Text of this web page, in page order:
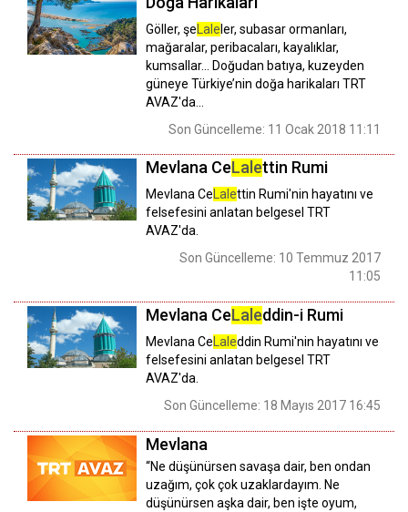
Göller, şeLaleler, subasar ormanları,
mağaralar, peribacaları, kayalıklar,
kumsallar… Doğudan batıya, kuzeyden
güneye Türkiye’nin doğa harikaları TRT
AVAZ'da...
Son Güncelleme: 11 Ocak 2018 11:11
Mevlana CeLalettin Rumi
Mevlana CeLalettin Rumi'nin hayatını ve
felsefesini anlatan belgesel TRT
AVAZ'da.
Son Güncelleme: 10 Temmuz 2017
11:05
Mevlana CeLaleddin-i Rumi
Mevlana CeLaleddin Rumi'nin hayatını ve
felsefesini anlatan belgesel TRT
AVAZ'da.
Son Güncelleme: 18 Mayıs 2017 16:45
Mevlana
“Ne düşünürsen savaşa dair, ben ondan
uzağım, çok çok uzaklardayım. Ne
düşünürsen aşka dair, ben işte oyum,